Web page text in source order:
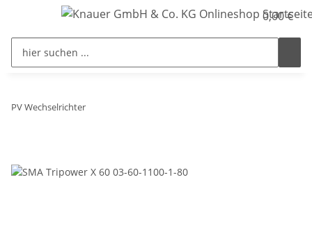
0,00 €
PV Wechselrichter